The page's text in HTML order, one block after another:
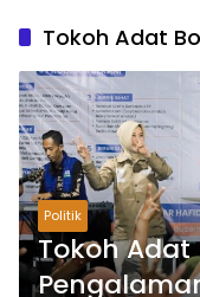
Tokoh Adat
Politik
Tokoh Adat